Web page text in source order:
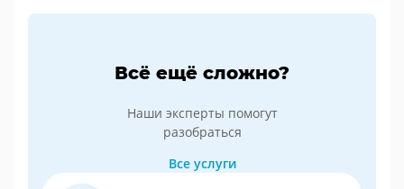
Всё ещё сложно?
Наши эксперты помогут
разобраться
Все услуги